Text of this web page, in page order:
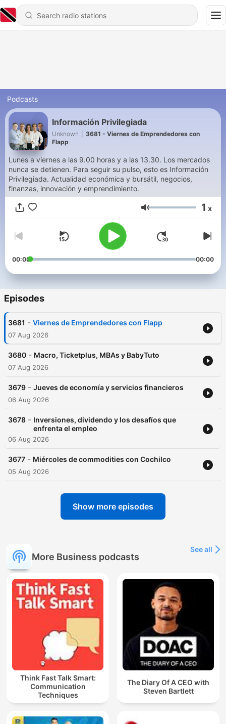
Podcasts
Información Privilegiada
Unknown
3681 - Viernes de Emprendedores con
Flapp
Lunes a viernes a las 9.00 horas y a las 13.30. Los mercados
nunca se detienen. Para seguir su pulso, esto es Información
Privilegiada. Actualidad económica y bursátil, negocios,
finanzas, innovación y emprendimiento.
Volume 1 x
00:00 00:00
Episodes
3681 - Viernes de Emprendedores con Flapp
07 Aug 2026
3680 - Macro, Ticketplus, MBAs y BabyTuto
07 Aug 2026
3679 - Jueves de economía y servicios financieros
06 Aug 2026
3678 - Inversiones, dividendo y los desafíos que
enfrenta el empleo
06 Aug 2026
3677 - Miércoles de commodities con Cochilco
05 Aug 2026
Show more episodes
More Business podcasts
See all
Think Fast Talk Smart:
Communication
Techniques
The Diary Of A CEO with
Steven Bartlett